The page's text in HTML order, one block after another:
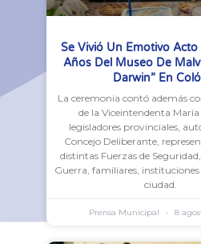
Se Vivió Un Emotivo
Años Del Museo De
Darwin” En
La ceremonia contó además
de la Viceintendenta María
legisladores provinciales,
Concejo Deliberante,
distintas Fuerzas de
Guerra, familiares, instituciones
ciudad.
Prensa Municipal 8